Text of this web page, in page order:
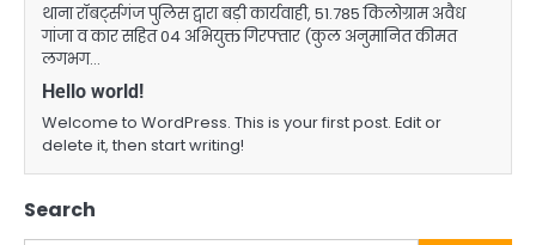
थाना रॉबर्ट्सगंज पुलिस द्वारा बड़ी कार्यवाही, 51.785 किलोग्राम अवैध
गांजा व कार सहित 04 अभियुक्त गिरफ्तार (कुल अनुमानित कीमत
लगभग…
Hello world!
Welcome to WordPress. This is your first post. Edit or
delete it, then start writing!
Search